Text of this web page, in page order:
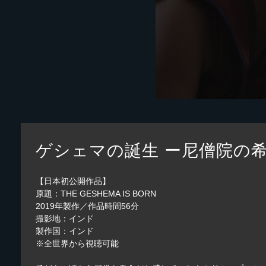
ゲシェマの誕生 ー尼僧院の
【日本初公開作品】
原題：THE GESHEMA IS BORN
2019年製作／作品時間56分
撮影地：インド
製作国：インド
※全世界から視聴可能